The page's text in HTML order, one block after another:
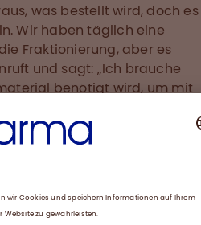
was bestellt wird, doch es
Wir haben täglich eine
Fraktionierung, aber es
und sagt: „Ich brauche
benötigt wird, um mit
Materialien auf Lager. Diese
Papier, Büromaterialien,
Komponenten für die
Zusatzstoffe, die für die